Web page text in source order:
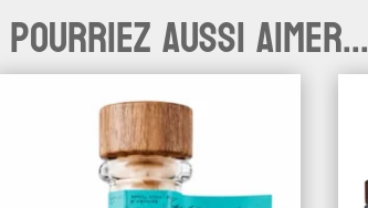
pourriez aussi aimer...